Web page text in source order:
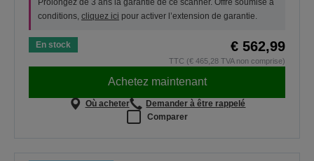
Prolongez de 3 ans la garantie de ce scanner. Offre soumise à
conditions, cliquez ici pour activer l’extension de garantie.
En stock € 562,99
TTC (€ 465,28 TVA non comprise)
Achetez maintenant
Où acheter
Demander à être rappelé
Comparer